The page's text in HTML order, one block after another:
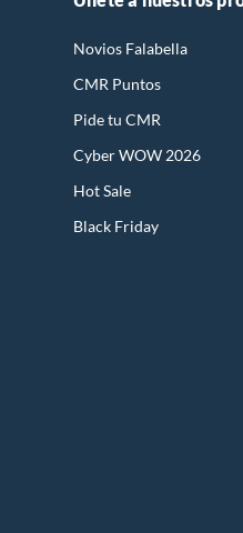
Novios Falabella
CMR Puntos
Pide tu CMR
Cyber WOW 2026
Hot Sale
Black Friday